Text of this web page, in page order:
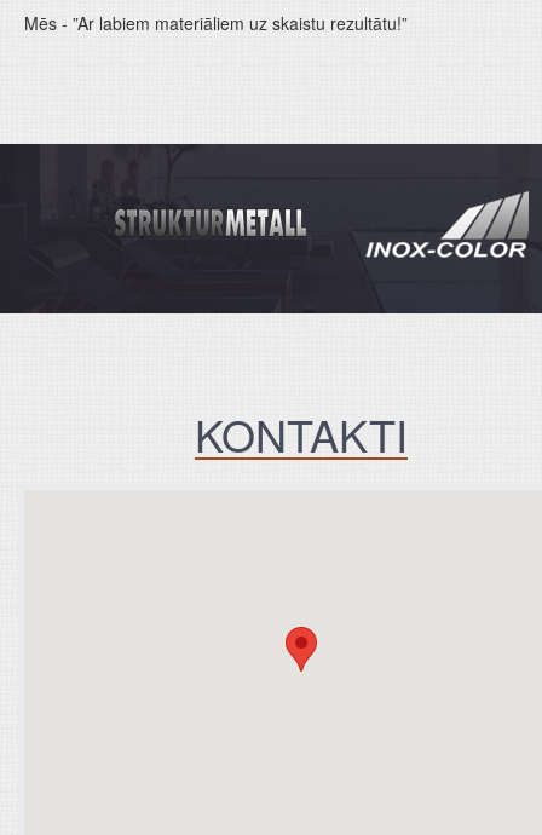
Mēs - ”Ar labiem materiāliem uz skaistu rezultātu!”
KONTAKTI